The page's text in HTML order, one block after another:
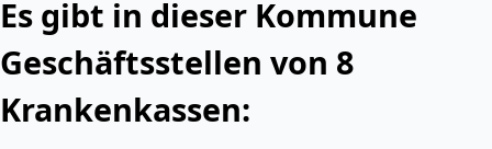
Es gibt in dieser Kommune
Geschäftsstellen von 8
Krankenkassen: